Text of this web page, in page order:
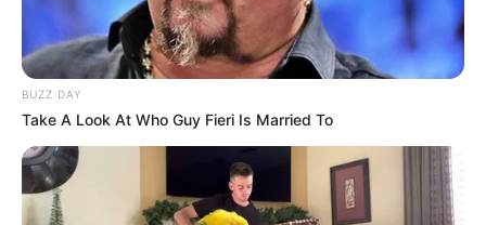
BUZZ DAY
Take A Look At Who Guy Fieri Is Married To